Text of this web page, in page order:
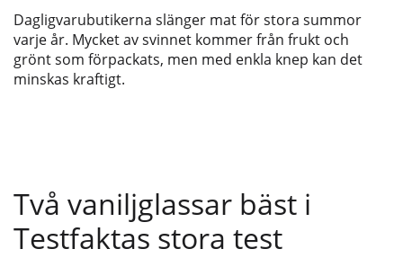
Dagligvarubutikerna slänger mat för stora summor
varje år. Mycket av svinnet kommer från frukt och
grönt som förpackats, men med enkla knep kan det
minskas kraftigt.
Två vaniljglassar bäst i
Testfaktas stora test